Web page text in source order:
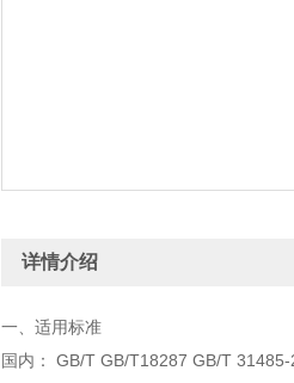
详情介绍
一、适用标准
国内： GB/T GB/T18287 GB/T 31485-